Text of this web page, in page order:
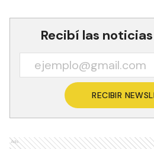
Recibí las
RECIBIR
Ads